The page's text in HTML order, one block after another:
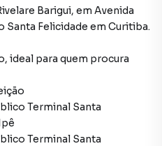
Barigui, em Avenida
Santa Felicidade em Curitiba.
ideal para quem procura
Terminal Santa
Terminal Santa